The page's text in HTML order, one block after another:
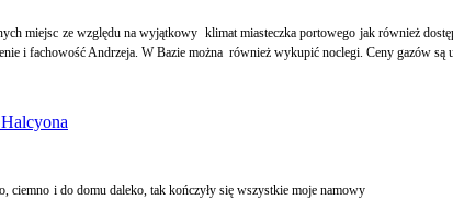
miejsc ze względu na wyjątkowy klimat miasteczka portowego jak również
i fachowość Andrzeja. W Bazie można również wykupić noclegi. Ceny gazów są
ciemno i do domu daleko, tak kończyły się wszystkie moje namowy